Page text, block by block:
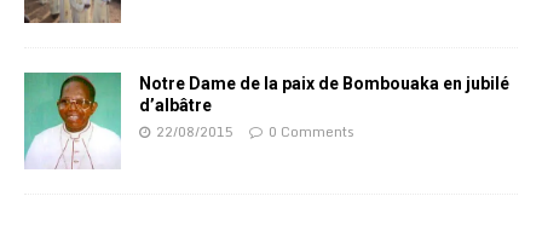
Notre Dame de la paix de Bombouaka en jubilé
d’albâtre
22/08/2015 0 Comments